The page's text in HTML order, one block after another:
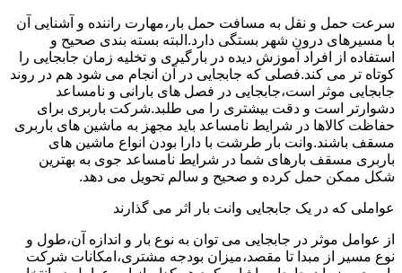
سرعت حمل و نقل به مسافت حمل بار،مهارت راننده و آشنایی آن
با مسیرهای درون شهر بستگی دارد.البته بسته بندی صحیح و
استفاده از افراد آموزش دیده در بارگیری و تخلیه زمان جابجایی را
کوتاه تر می کند.فصلی که جابجایی در آن انجام می شود هم در روند
جابجایی موثر است،جابجایی در فصل های بارانی و نامساعد
دشوارتر است و دقت بیشتری را می طلبد.شرکت باربری برای
حفاظت کالاها در شرایط نامساعد باید مجهز به ماشین های باربری
مسقف باشند.وانت بار طرشت با دارا بودن انواع ماشین های
باربری مسقف بارهای شما در شرایط نامساعد جوی به بهترین
شکل ممکن حمل کرده و صحیح و سالم تحویل می دهد.
عواملی که در یک جابجایی وانت بار اثر می گذارند
از عوامل موثر در جابجایی می توان به نوع بار و اندازه آن،طول و
نوع مسیر از مبدا تا مقصد،میزان بودجه مشتری،امکانات شرکت